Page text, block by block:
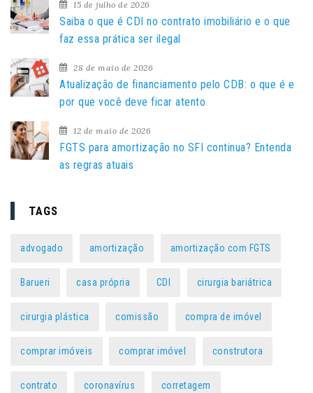
p
o
:
15 de julho de 2026
Saiba o que é CDI no contrato imobiliário e o que
faz essa prática ser ilegal
28 de maio de 2026
Atualização de financiamento pelo CDB: o que é e
por que você deve ficar atento
12 de maio de 2026
FGTS para amortização no SFI continua? Entenda
as regras atuais
TAGS
advogado amortização amortização com FGTS
Barueri casa própria CDI cirurgia bariátrica
cirurgia plástica comissão compra de imóvel
comprar imóveis comprar imóvel construtora
contrato coronavírus corretagem